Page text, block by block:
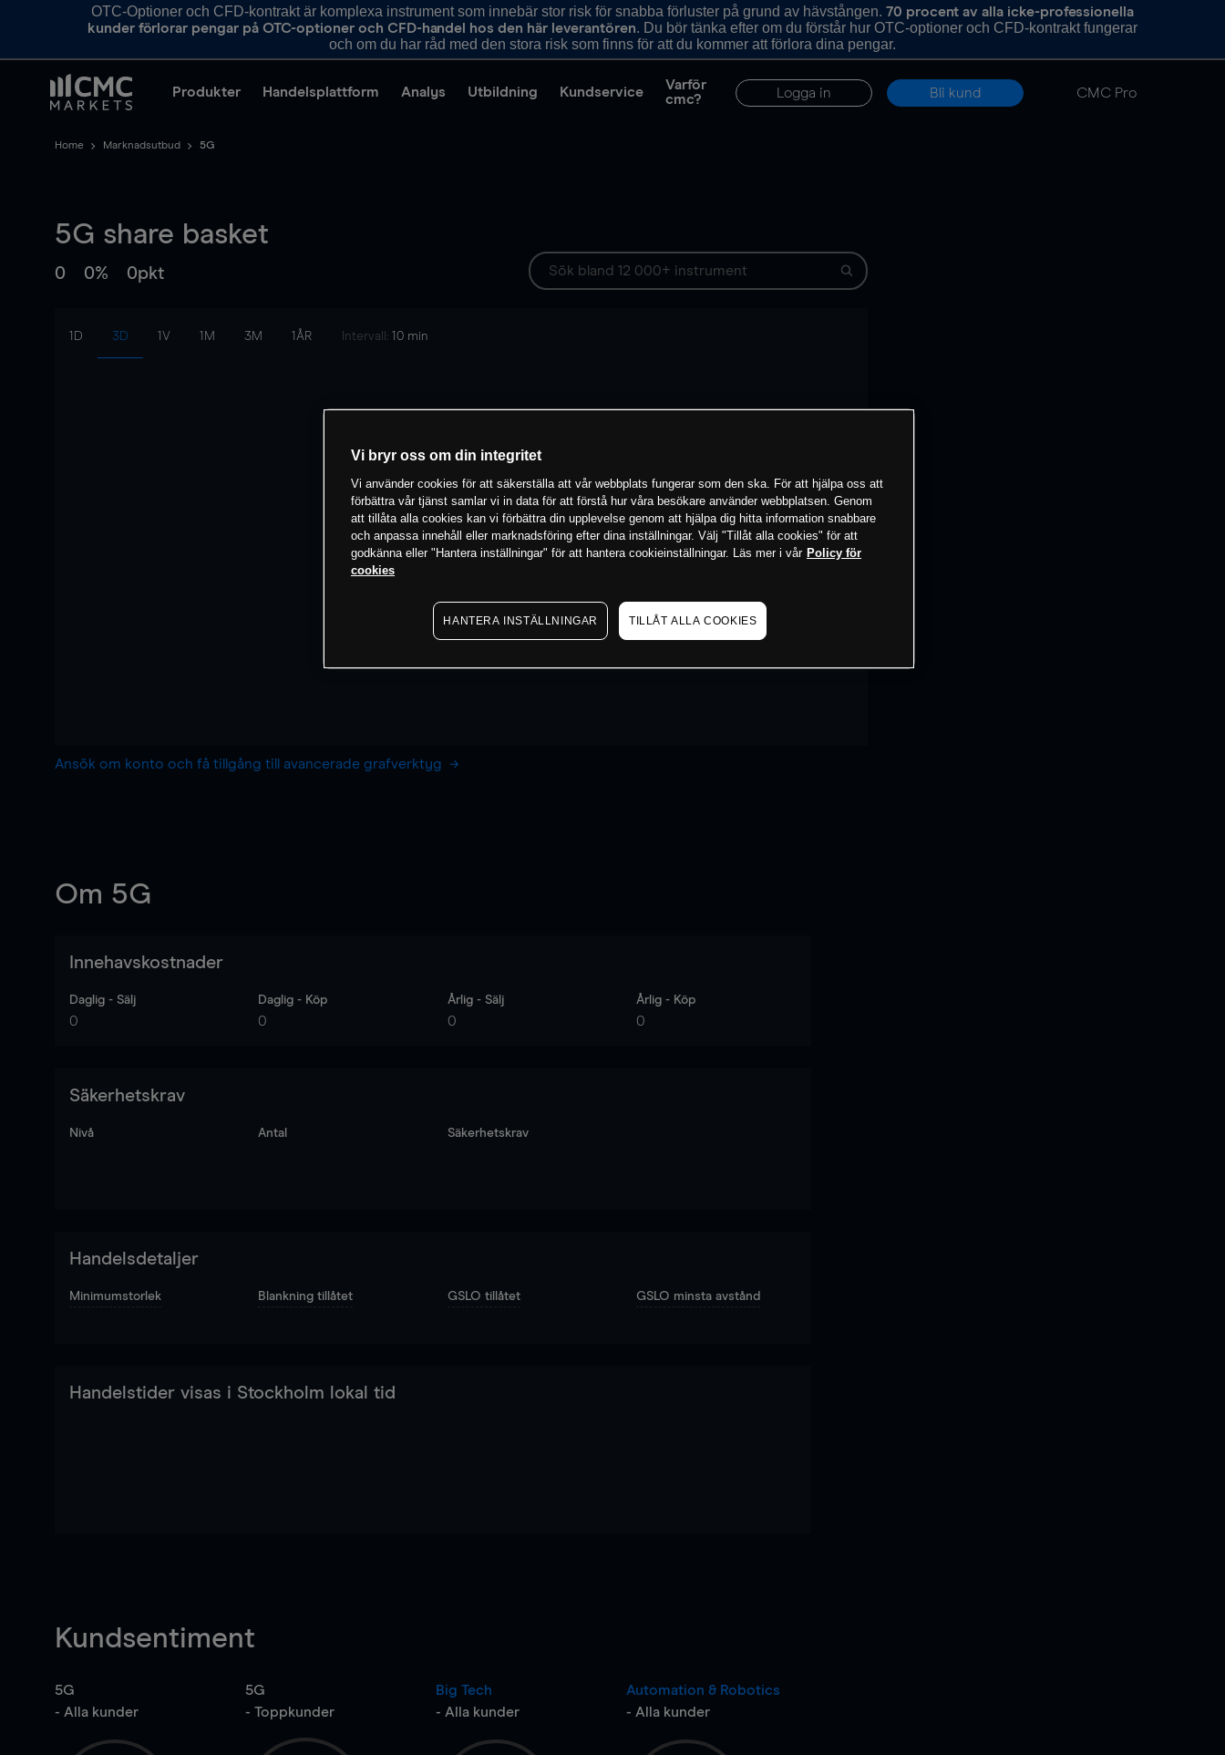
OTC-Optioner och CFD-kontrakt är komplexa instrument som innebär stor risk för snabba förluster på grund av hävstången. 70 procent av alla icke-professionella
kunder förlorar pengar på OTC-optioner och CFD-handel hos den här leverantören. Du bör tänka efter om du förstår hur OTC-optioner och CFD-kontrakt fungerar
och om du har råd med den stora risk som finns för att du kommer att förlora dina pengar.
Produkter Handelsplattform Analys Utbildning Kundservice
Varför
cmc?
Logga in Bli kund CMC Pro
Home Marknadsutbud 5G
5G share basket
0 0% 0pkt
1D 3D 1V 1M 3M 1ÅR Intervall: 10 min
Ansök om konto och få tillgång till avancerade grafverktyg
Om 5G
Innehavskostnader
Daglig - Sälj
0
Daglig - Köp
0
Årlig - Sälj
0
Årlig - Köp
0
Säkerhetskrav
Nivå Antal Säkerhetskrav
Handelsdetaljer
Minimumstorlek Blankning tillåtet GSLO tillåtet GSLO minsta avstånd
Handelstider visas i Stockholm lokal tid
Kundsentiment
5G
- Alla kunder
5G
- Toppkunder
Big Tech
- Alla kunder
Automation & Robotics
- Alla kunder
Vi bryr oss om din integritet
Vi använder cookies för att säkerställa att vår webbplats fungerar som den ska. För att hjälpa oss att
förbättra vår tjänst samlar vi in data för att förstå hur våra besökare använder webbplatsen. Genom
att tillåta alla cookies kan vi förbättra din upplevelse genom att hjälpa dig hitta information snabbare
och anpassa innehåll eller marknadsföring efter dina inställningar. Välj "Tillåt alla cookies" för att
godkänna eller "Hantera inställningar" för att hantera cookieinställningar. Läs mer i vår Policy för
cookies
HANTERA INSTÄLLNINGAR TILLÅT ALLA COOKIES